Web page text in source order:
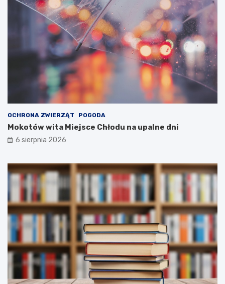
OCHRONA ZWIERZĄT POGODA
Mokotów wita Miejsce Chłodu na upalne dni
6 sierpnia 2026